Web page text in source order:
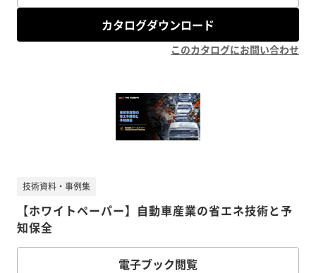
カタログダウンロード
このカタログにお問い合わせ
【ホワイトペーパー】自動車産業の省エネ技術と予
知保全
技術資料・事例集
電子ブック閲覧